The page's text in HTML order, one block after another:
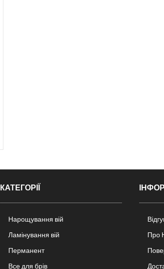
КАТЕГОРІЇ
Нарощування вій
Ламінування вій
Перманент
Все для брів
Про